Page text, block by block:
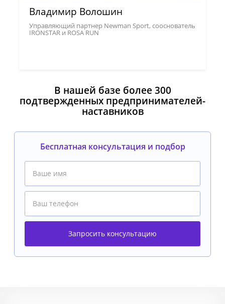
Владимир Волошин
Управляющий партнер Newman Sport, сооснователь
IRONSTAR и ROSA RUN
В нашей базе более 300
подтвержденных предпринимателей-
наставников
Бесплатная консультация и подбор
Запросить консультацию